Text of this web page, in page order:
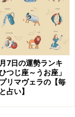
直な態度を見せ
7日の運勢ランキ
つじ座～うお座」
リマヴェラの【毎
占い】